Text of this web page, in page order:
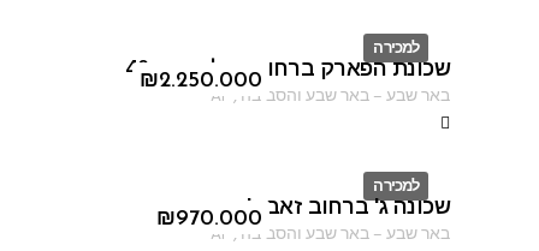
למכירה
ID
₪2.250.000
שכונת הפארק ברחוב נחל קדרון 40
באר שבע–באר שבע והסביבה ,
AF
למכירה
ID
₪970.000
שכונה ג' ברחוב זאב ז'בוטינסקי
באר שבע–באר שבע והסביבה ,
AF